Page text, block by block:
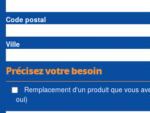
Code postal
Ville
Précisez votre besoin
Remplacement d'un produit que vous
oui)